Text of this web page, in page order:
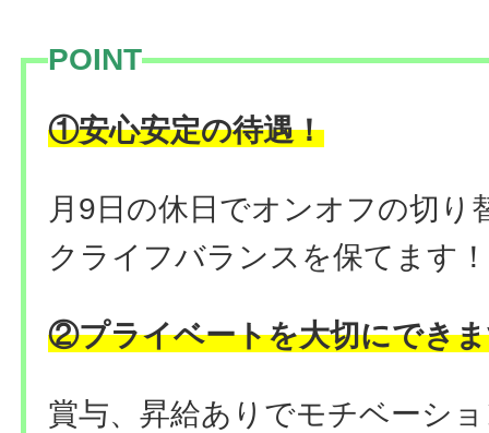
POINT
①安心安定の待遇！
月9日の休日でオンオフの切り
クライフバランスを保てます！
②プライベートを大切にでき
賞与、昇給ありでモチベーシ